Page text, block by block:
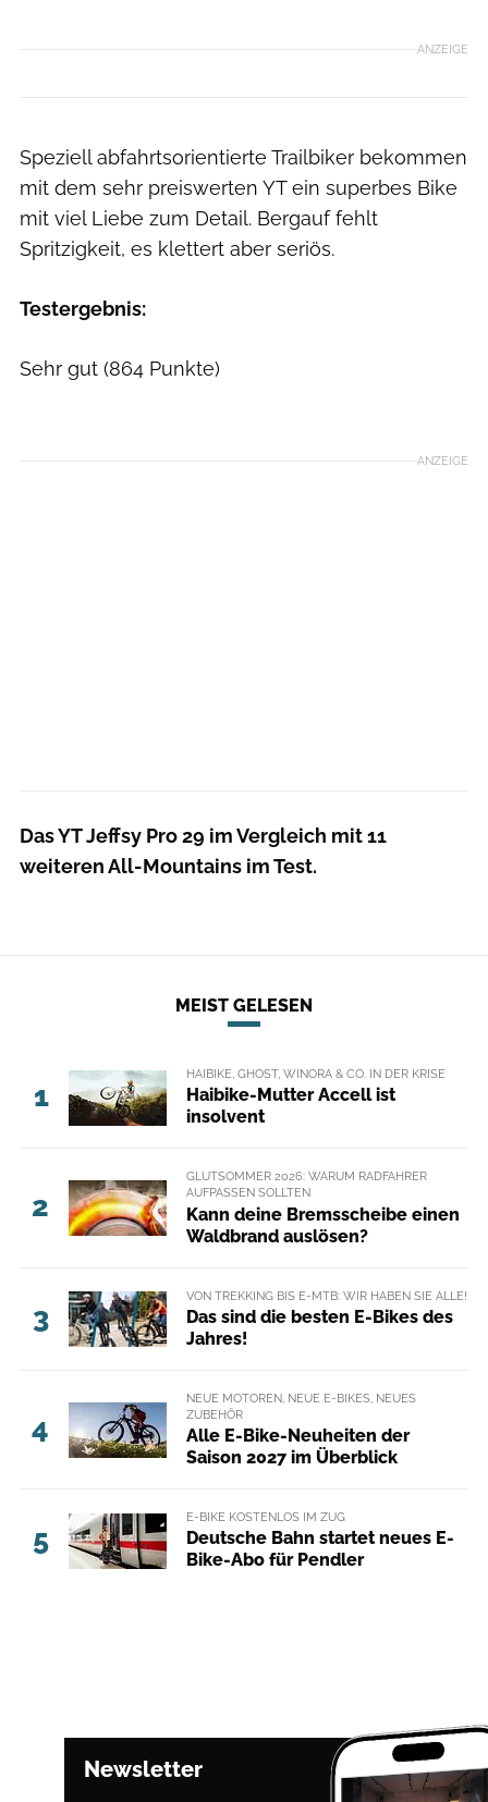
ANZEIGE
Speziell abfahrtsorientierte Trailbiker bekommen
mit dem sehr preiswerten YT ein superbes Bike
mit viel Liebe zum Detail. Bergauf fehlt
Spritzigkeit, es klettert aber seriös.
Testergebnis:
Sehr gut (864 Punkte)
ANZEIGE
Das YT Jeffsy Pro 29 im Vergleich mit 11
weiteren All-Mountains im Test.
MEIST GELESEN
1
HAIBIKE, GHOST, WINORA & CO. IN DER KRISE
Haibike-Mutter Accell ist
insolvent
2
GLUTSOMMER 2026: WARUM RADFAHRER
AUFPASSEN SOLLTEN
Kann deine Bremsscheibe einen
Waldbrand auslösen?
3
VON TREKKING BIS E-MTB: WIR HABEN SIE ALLE!
Das sind die besten E-Bikes des
Jahres!
4
NEUE MOTOREN, NEUE E-BIKES, NEUES
ZUBEHÖR
Alle E-Bike-Neuheiten der
Saison 2027 im Überblick
5
E-BIKE KOSTENLOS IM ZUG
Deutsche Bahn startet neues E-
Bike-Abo für Pendler
Newsletter